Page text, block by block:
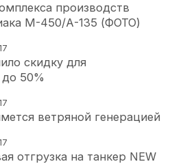
производств
М-450/А-135 (ФОТО)
скидку для
50%
ветряной генерацией
отгрузка на танкер NEW